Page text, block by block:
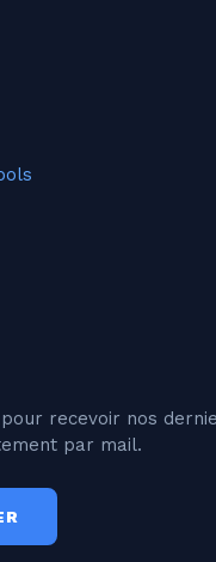
recevoir nos
par mail.